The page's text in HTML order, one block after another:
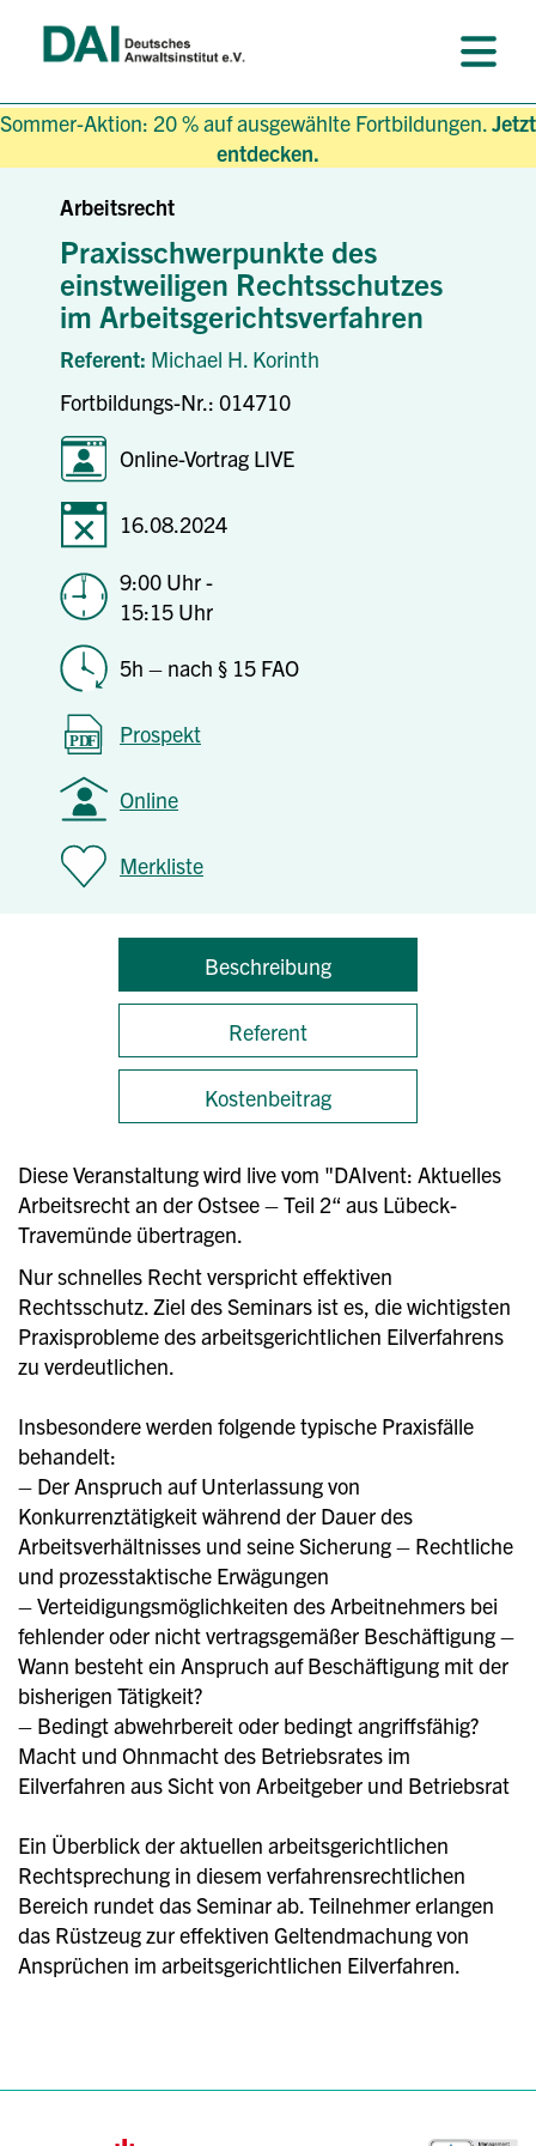
Sommer-Aktion: 20 % auf ausgewählte Fortbildungen.Jetzt
entdecken.
Arbeitsrecht
Praxisschwerpunkte des
einstweiligen Rechtsschutzes
im Arbeitsgerichtsverfahren
Referent: Michael H. Korinth
Fortbildungs-Nr.: 014710
Online-Vortrag LIVE
16.08.2024
9:00 Uhr -
15:15 Uhr
5h – nach § 15 FAO
Prospekt
Online
Merkliste
Beschreibung
Referent
Kostenbeitrag
Diese Veranstaltung wird live vom "DAIvent: Aktuelles
Arbeitsrecht an der Ostsee – Teil 2“ aus Lübeck-
Travemünde übertragen.
Nur schnelles Recht verspricht effektiven
Rechtsschutz. Ziel des Seminars ist es, die wichtigsten
Praxisprobleme des arbeitsgerichtlichen Eilverfahrens
zu verdeutlichen.
Insbesondere werden folgende typische Praxisfälle
behandelt:
– Der Anspruch auf Unterlassung von
Konkurrenztätigkeit während der Dauer des
Arbeitsverhältnisses und seine Sicherung – Rechtliche
und prozesstaktische Erwägungen
– Verteidigungsmöglichkeiten des Arbeitnehmers bei
fehlender oder nicht vertragsgemäßer Beschäftigung –
Wann besteht ein Anspruch auf Beschäftigung mit der
bisherigen Tätigkeit?
– Bedingt abwehrbereit oder bedingt angriffsfähig?
Macht und Ohnmacht des Betriebsrates im
Eilverfahren aus Sicht von Arbeitgeber und Betriebsrat
Ein Überblick der aktuellen arbeitsgerichtlichen
Rechtsprechung in diesem verfahrensrechtlichen
Bereich rundet das Seminar ab. Teilnehmer erlangen
das Rüstzeug zur effektiven Geltendmachung von
Ansprüchen im arbeitsgerichtlichen Eilverfahren.